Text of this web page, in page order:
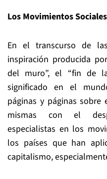
Los Movimientos Sociales
En el transcurso de
inspiración producida
del muro”, el “fin de
significado en el
páginas y páginas
mismas con el
especialistas en los
los países que han
capitalismo,